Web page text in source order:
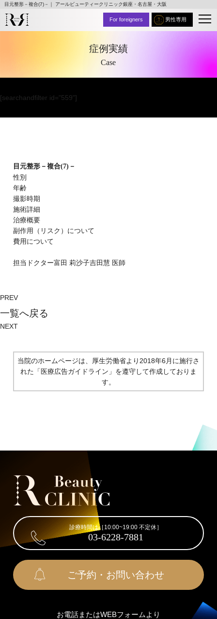
目元整形－複合(7)－｜ アールビューティークリニック銀座・名古屋・大阪
男性専用
For foreigners
症例実績
Case
[searchandfilter id="559"]
目元整形－複合(7)－
性別
年齢
撮影時期
施術詳細
治療概要
副作⽤（リスク）について
費⽤について
担当ドクター富⽥ 莉沙⼦吉田慧医師
PREV
⼀覧へ戻る
NEXT
当院のホームページは、厚生労働省より2018年6月に施行さ
れた 「医療広告ガイドライン」を遵守して作成しておりま
す。
診療時間は［10:00~19:00 不定休］
03-6228-7881
ご予約・お問い合わせ
お電話またはWEBフォームより